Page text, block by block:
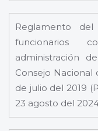
Reglamento
funcionarios
administración
Consejo Nacional
de julio del 2019
23 agosto del